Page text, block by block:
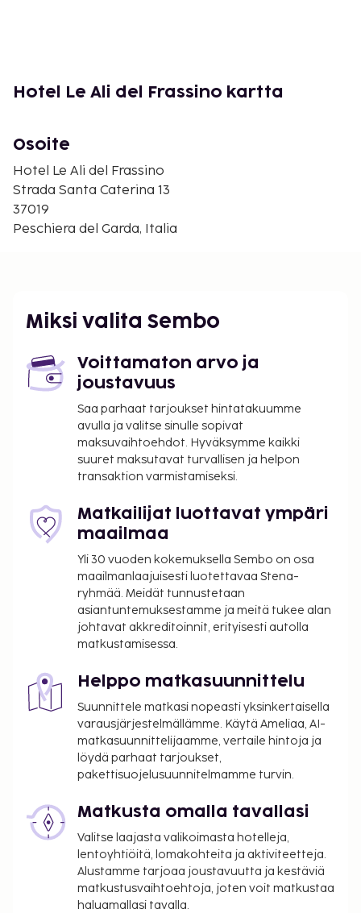
Wi-Fi, paikoitus.
Lastensänky varattava etukäteen, € 25/yö.
Lastentuoli ilmainen.
Muuta
Päivittäinen siivous sisältyy. Vuodevaatteet ja
Ilmaisia öitä
10% alennus on 4 pv vai useampi ajalla 11/10-24/12
2026.
Saapuminen
Vapaavalintainen päivä, väh. 2-3 yötä ajankohdasta
riippuen. Check in -aika: 15:00 - 22:00,
huoneenluovutusaika: 11:00.
Hotel Le Ali del Frassino kartta
Osoite
Hotel Le Ali del Frassino
Strada Santa Caterina 13
37019
Peschiera del Garda, Italia
Miksi valita Sembo
Voittamaton arvo ja
joustavuus
Saa parhaat tarjoukset hintatakuumme
avulla ja valitse sinulle sopivat
maksuvaihtoehdot. Hyväksymme kaikki
suuret maksutavat turvallisen ja helpon
transaktion varmistamiseksi.
Matkailijat luottavat ympäri
maailmaa
Yli 30 vuoden kokemuksella Sembo on osa
maailmanlaajuisesti luotettavaa Stena-
ryhmää. Meidät tunnustetaan
asiantuntemuksestamme ja meitä tukee alan
johtavat akkreditoinnit, erityisesti autolla
matkustamisessa.
Helppo matkasuunnittelu
Suunnittele matkasi nopeasti yksinkertaisella
varausjärjestelmällämme. Käytä Ameliaa, AI-
matkasuunnittelijaamme, vertaile hintoja ja
löydä parhaat tarjoukset,
pakettisuojelusuunnitelmamme turvin.
Matkusta omalla tavallasi
Valitse laajasta valikoimasta hotelleja,
lentoyhtiöitä, lomakohteita ja aktiviteetteja.
Alustamme tarjoaa joustavuutta ja kestäviä
matkustusvaihtoehtoja, joten voit matkustaa
haluamallasi tavalla.